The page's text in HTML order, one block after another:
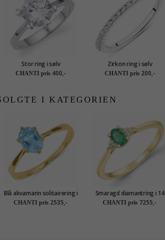
Stor ring i sølv
CHANTI pris 400,-
Zirkon ring i sølv
CHANTI pris 200,-
I KATEGORIEN
Blå akvamarin solitairering i
8 karat guld
CHANTI pris 2535,-
Smaragd diamantring i 14
karat guld 0,25 ct 0,03 ct
CHANTI pris 7255,-